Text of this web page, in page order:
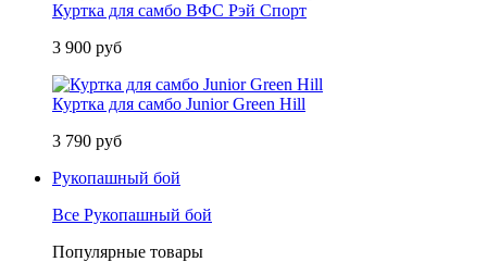
Куртка для самбо ВФС Рэй Спорт
3 900 руб
Куртка для самбо Junior Green Hill
3 790 руб
Рукопашный бой
Все Рукопашный бой
Популярные товары